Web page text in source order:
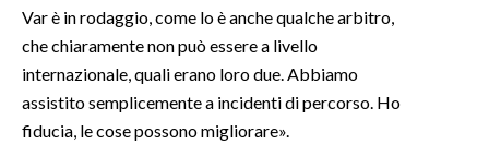
Var è in rodaggio, come lo è anche qualche arbitro,
che chiaramente non può essere a livello
internazionale, quali erano loro due. Abbiamo
assistito semplicemente a incidenti di percorso. Ho
fiducia, le cose possono migliorare».